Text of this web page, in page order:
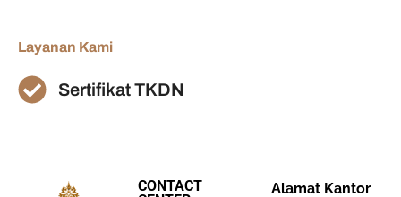
Layanan Kami
Sertifikat TKDN
CONTACT
Alamat Kantor